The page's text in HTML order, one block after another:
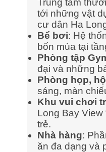
Trung tâm
tới những vật
cư dân Ha
Bể bơi: Hệ
bốn mùa tại
Phòng tập
đại và những
Phòng họp,
sáng, màn
Khu vui chơi
Long Bay View
trẻ.
Nhà hàng:
ăn đa dạng và